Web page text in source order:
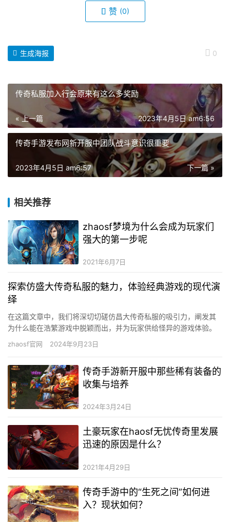
赞 (0)
0
生成海报
传奇私服加入行会原来有这么多奖励
« 上一篇 2023年4月5日 am6:56
传奇手游发布网新开服中团队战斗意识很重要
下一篇 »
2023年4月5日 am6:57
相关推荐
zhaosf梦境为什么会成为玩家们
强大的第一步呢
2021年6月7日
探索仿盛大传奇私服的魅力，体验经典游戏的现代演
绎
在这篇文章中，我们将深切切磋仿昌大传奇私服的吸引力，阐发其
为什么能在浩繁游戏中脱颖而出，并为玩家供给怪异的游戏体验。
甚么是仿昌大传奇私服？ 仿昌大传奇私服是指那些仿照昌大收集公
zhaosf官网 2024年9月23日
传奇手游新开服中那些稀有装备的
收集与培养
2024年3月24日
土豪玩家在haosf无忧传奇里发展
迅速的原因是什么？
2021年4月29日
传奇手游中的“生死之间”如何进
入？现状如何？